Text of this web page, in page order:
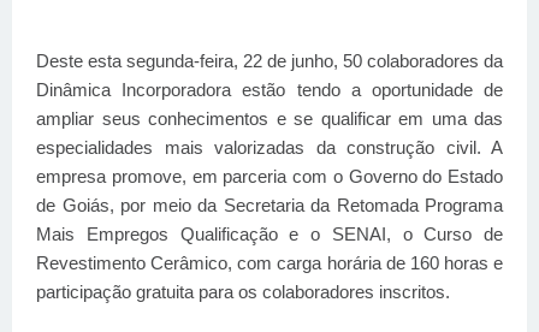
Deste esta segunda-feira, 22 de junho, 50 colaboradores da
Dinâmica Incorporadora estão tendo a oportunidade de
ampliar seus conhecimentos e se qualificar em uma das
especialidades mais valorizadas da construção civil. A
empresa promove, em parceria com o Governo do Estado
de Goiás, por meio da Secretaria da Retomada Programa
Mais Empregos Qualificação e o SENAI, o Curso de
Revestimento Cerâmico, com carga horária de 160 horas e
participação gratuita para os colaboradores inscritos.